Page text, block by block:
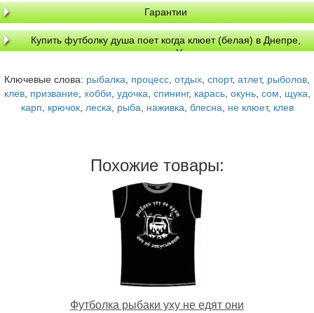
Гарантии
Купить футболку душа поет когда клюет (белая) в Днепре,
доставка по Украине
Ключевые слова: рыбалка, процесс, отдых, спорт, атлет, рыболов,
клев, призвание, хобби, удочка, спининг, карась, окунь, сом, щука,
карп, крючок, леска, рыба, наживка, блесна, не клюет, клев
Похожие товары:
Футболка рыбаки уху не едят они